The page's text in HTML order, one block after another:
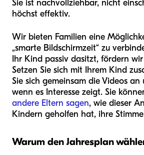
Sie ist nachvollziehbar, nicht
höchst effektiv.
Wir bieten Familien eine
„smarte Bildschirmzeit“ zu
Ihr Kind passiv dasitzt, fördern wir
Setzen Sie sich mit Ihrem Kind
Sie sich gemeinsam die Videos an
wenn es Interesse zeigt. Sie
andere Eltern sagen, wie dieser
Kindern geholfen hat, ihre
Warum den Jahresplan